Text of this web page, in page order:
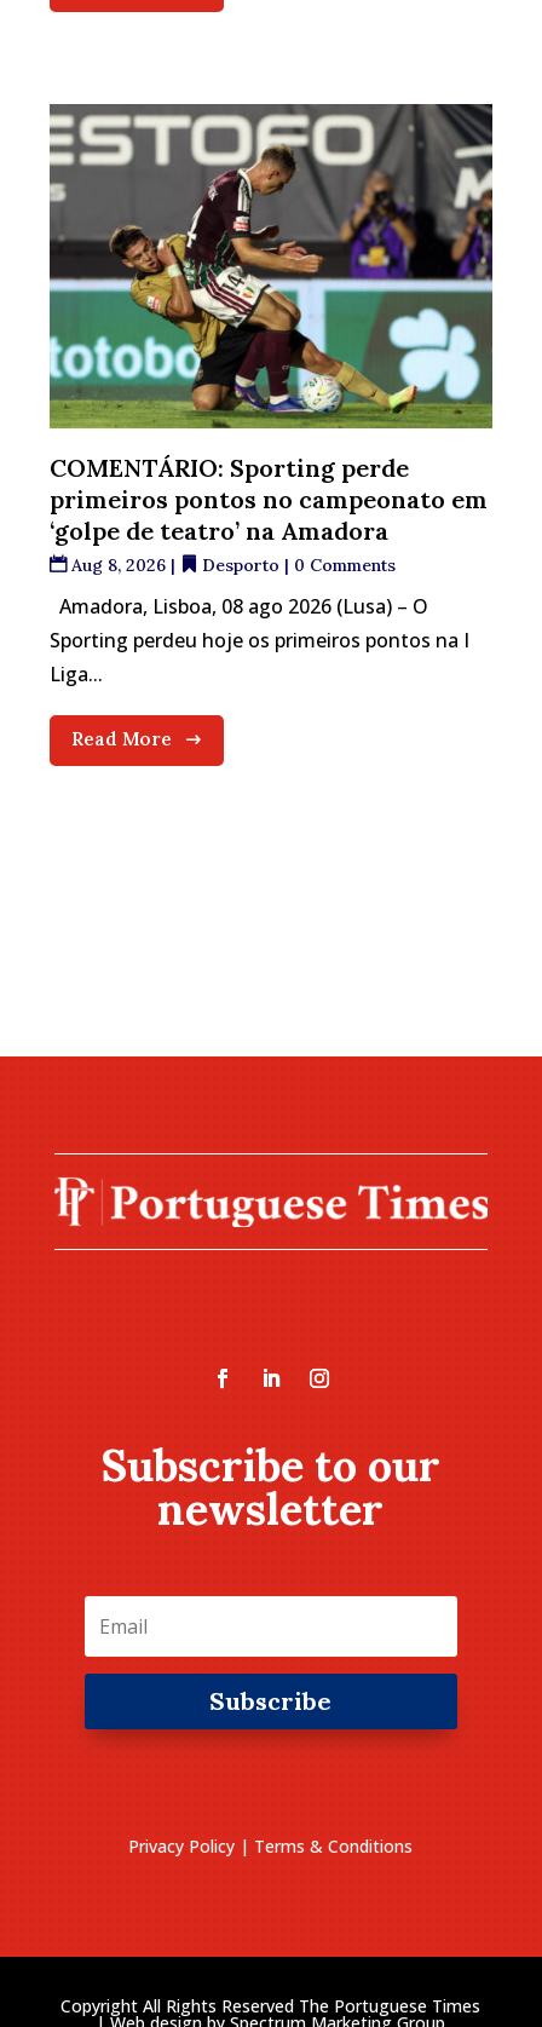
COMENTÁRIO: Sporting perde
primeiros pontos no campeonato em
‘golpe de teatro’ na Amadora
Aug 8, 2026 | Desporto | 0 Comments
Amadora, Lisboa, 08 ago 2026 (Lusa) – O
Sporting perdeu hoje os primeiros pontos na I
Liga...
Read More
Subscribe to our
newsletter
Subscribe
Privacy Policy | Terms & Conditions
Copyright All Rights Reserved The Portuguese Times